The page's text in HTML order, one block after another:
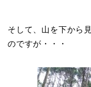
そして、山を下から
のですが・・・